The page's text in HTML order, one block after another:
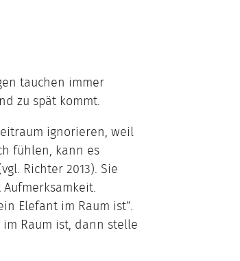
tauchen immer
zu spät kommt.
ignorieren, weil
fühlen, kann es
Richter 2013). Sie
Elefant im Raum ist“.
Raum ist, dann stelle